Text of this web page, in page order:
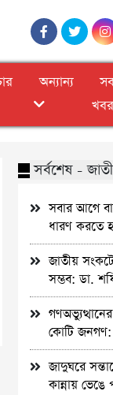
অন্যান্য
সর্বশেষ -
সবার আগে
ধারণ করতে
জাতীয়
সম্ভব: ডা.
কোটি জনগণ:
জাদুঘরে
কান্নায়